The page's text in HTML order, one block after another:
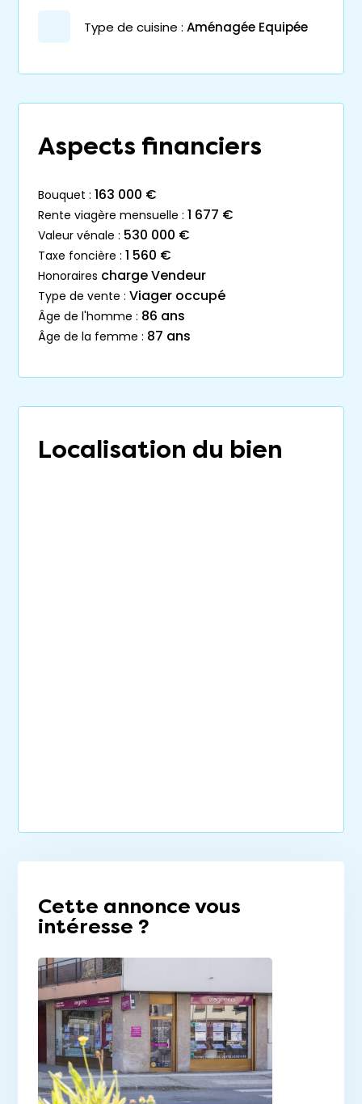
Type de cuisine : Aménagée Equipée
Aspects financiers
bouquet : 163 000 €
rente viagère mensuelle : 1 677 €
valeur vénale : 530 000 €
taxe foncière : 1 560 €
honoraires charge Vendeur
type de vente : Viager occupé
âge de l'homme : 86 ans
âge de la femme : 87 ans
Localisation du bien
Cette annonce vous
intéresse ?